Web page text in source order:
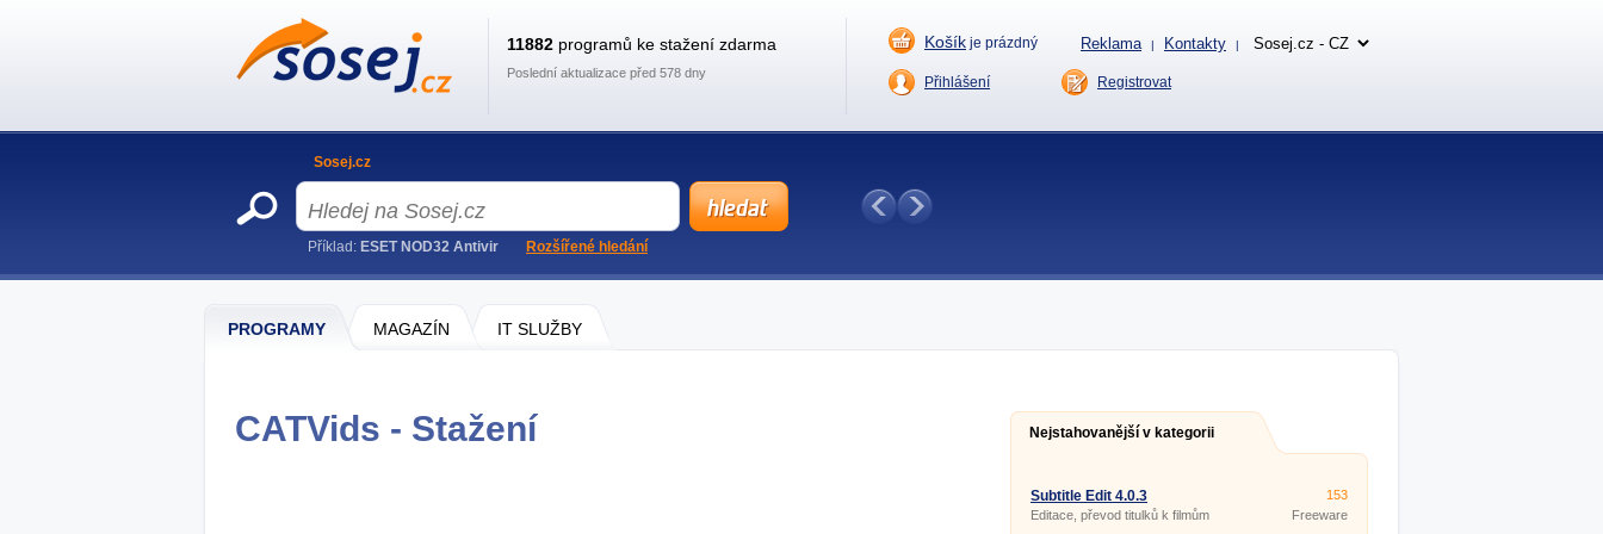
PROGRAMY MAGAZÍN IT SLUŽBY
CATVids - Stažení Nejstahovanější v kategorii
Subtitle Edit 4.0.3
Editace, převod titulků k filmům
153
Freeware
11882 programů ke stažení zdarma
Poslední aktualizace před 578 dny
Košík je prázdný Reklama | Kontakty |
Přihlášení Registrovat
Sosej.cz
Příklad: ESET NOD32 Antivir Rozšířené hledání